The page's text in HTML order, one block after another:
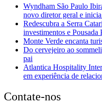
Wyndham São Paulo
novo diretor geral e
Redescubra a Serra
investimentos e Pousada
Monte Verde encanta
Do cervejeiro ao
pai
Atlantica Hospitality
em experiência de
Contate-nos